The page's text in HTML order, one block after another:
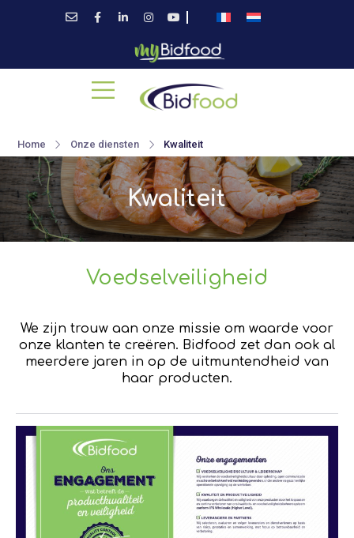
Home Onze diensten Kwaliteit
Kwaliteit
Voedselveiligheid
We zijn trouw aan onze missie om waarde voor
onze klanten te creëren. Bidfood zet dan ook al
meerdere jaren in op de uitmuntendheid van
haar producten.